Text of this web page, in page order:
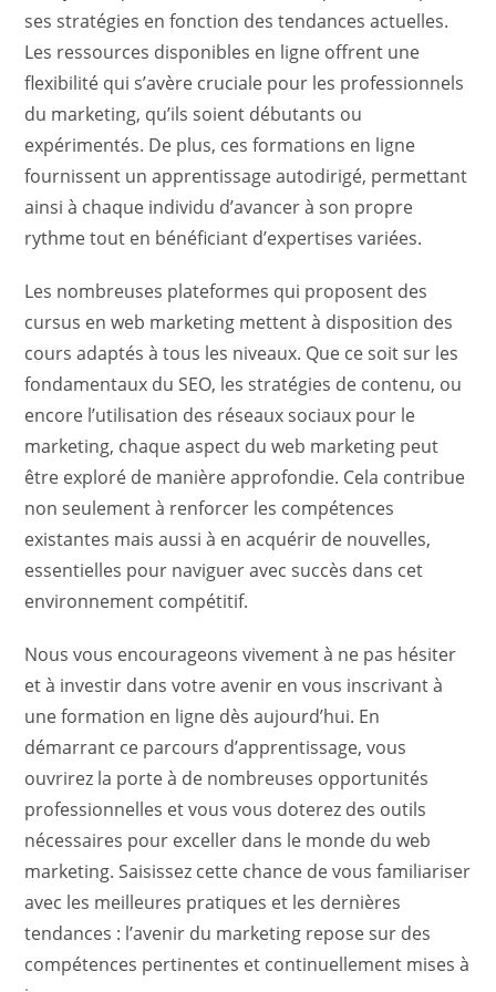
ses stratégies en fonction des tendances actuelles.
Les ressources disponibles en ligne offrent une
flexibilité qui s’avère cruciale pour les professionnels
du marketing, qu’ils soient débutants ou
expérimentés. De plus, ces formations en ligne
fournissent un apprentissage autodirigé, permettant
ainsi à chaque individu d’avancer à son propre
rythme tout en bénéficiant d’expertises variées.
Les nombreuses plateformes qui proposent des
cursus en web marketing mettent à disposition des
cours adaptés à tous les niveaux. Que ce soit sur les
fondamentaux du SEO, les stratégies de contenu, ou
encore l’utilisation des réseaux sociaux pour le
marketing, chaque aspect du web marketing peut
être exploré de manière approfondie. Cela contribue
non seulement à renforcer les compétences
existantes mais aussi à en acquérir de nouvelles,
essentielles pour naviguer avec succès dans cet
environnement compétitif.
Nous vous encourageons vivement à ne pas hésiter
et à investir dans votre avenir en vous inscrivant à
une formation en ligne dès aujourd’hui. En
démarrant ce parcours d’apprentissage, vous
ouvrirez la porte à de nombreuses opportunités
professionnelles et vous vous doterez des outils
nécessaires pour exceller dans le monde du web
marketing. Saisissez cette chance de vous familiariser
avec les meilleures pratiques et les dernières
tendances : l’avenir du marketing repose sur des
compétences pertinentes et continuellement mises à